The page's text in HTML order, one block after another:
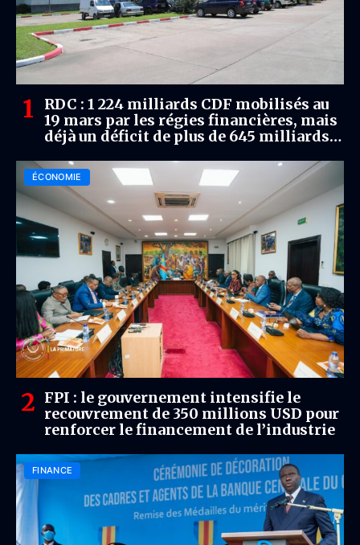
RDC : 1 224 milliards CDF mobilisés au
19 mars par les régies financières, mais
déjà un déficit de plus de 645 milliards
ÉCONOMIE
FPI : le gouvernement intensifie le
recouvrement de 350 millions USD pour
renforcer le financement de l’industrie
FINANCE